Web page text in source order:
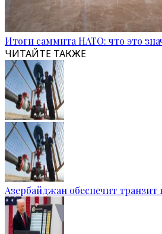
Итоги саммита НАТО: что это
ЧИТАЙТЕ ТАКЖЕ
Азербайджан обеспечит транзит